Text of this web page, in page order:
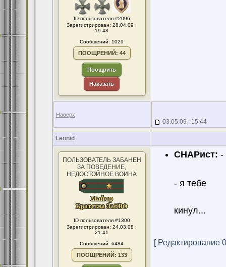
ID пользователя #2096
Зарегистрирован: 28.04.09 :
19:48
Сообщений: 1029
ПООЩРЕНИЙ: 44
Поощрить
Наказать
Наверх
03.05.09 : 15:44
Leonid
ПОЛЬЗОВАТЕЛЬ ЗАБАНЕН
ЗА ПОВЕДЕНИЕ,
НЕДОСТОЙНОЕ ВОИНА
ID пользователя #1300
Зарегистрирован: 24.03.08 :
21:41
Сообщений: 6484
ПООЩРЕНИЙ: 133
СНАРист: -
- я тебе
кинул...
[ Редактирование